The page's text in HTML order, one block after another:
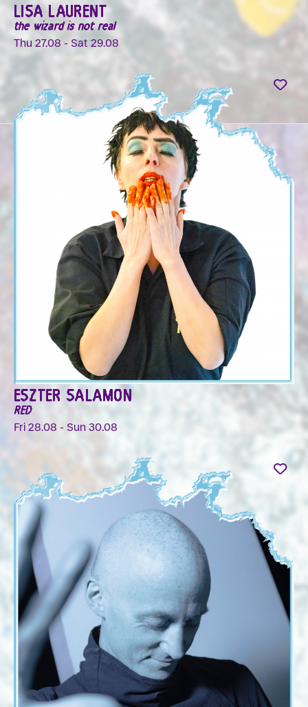
LISA LAURENT
the wizard is not real
Thu 27.08 - Sat 29.08
ESZTER SALAMON
RED
Fri 28.08 - Sun 30.08